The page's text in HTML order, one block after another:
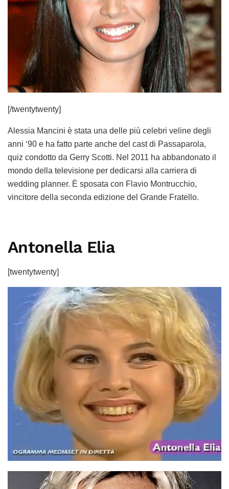
[/twentytwenty]
Alessia Mancini è stata una delle più celebri veline degli
anni ‘90 e ha fatto parte anche del cast di Passaparola,
quiz condotto da Gerry Scotti. Nel 2011 ha abbandonato il
mondo della televisione per dedicarsi alla carriera di
wedding planner. È sposata con Flavio Montrucchio,
vincitore della seconda edizione del Grande Fratello.
Antonella Elia
[twentytwenty]